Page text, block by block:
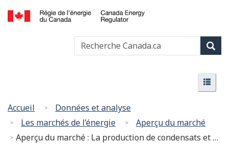
Passer
au
contenu
principal
Version
HTML
simplifiée
l’énergie
du
Canada
Vous
êtes
ici
Accueil
Données et analyse
Les marchés de l’énergie
Aperçu du marché
Aperçu du marché : La production de condensats et de pentanes plus a atteint un niveau record dans l’Ouest canadien en 2018